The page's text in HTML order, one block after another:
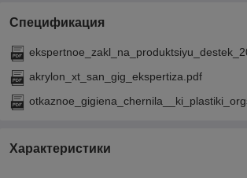
Спецификация
akrylon_xt_san_gig_ekspertiza.pdf
Характеристики